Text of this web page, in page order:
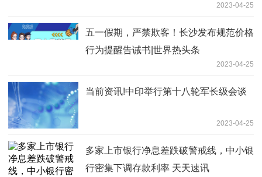
2023-04-25
五一假期，严禁欺客！长沙发布规范价格
行为提醒告诫书|世界热头条
2023-04-25
当前资讯!中印举行第十八轮军长级会谈
2023-04-25
多家上市银行净息差跌破警戒线，中小银
行密集下调存款利率 天天速讯